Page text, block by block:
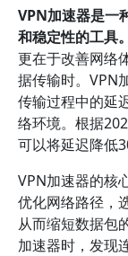
VPN加速器是一
和稳定性的工具。
更在于改善网络
据传输时。VPN
传输过程中的延
络环境。根据
可以将延迟降低
VPN加速器的核
优化网络路径，
从而缩短数据包
加速器时，发现